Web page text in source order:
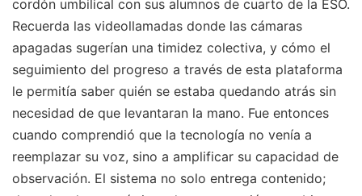
cordón umbilical con sus alumnos de cuarto de la ESO.
Recuerda las videollamadas donde las cámaras
apagadas sugerían una timidez colectiva, y cómo el
seguimiento del progreso a través de esta plataforma
le permitía saber quién se estaba quedando atrás sin
necesidad de que levantaran la mano. Fue entonces
cuando comprendió que la tecnología no venía a
reemplazar su voz, sino a amplificar su capacidad de
observación. El sistema no solo entrega contenido;